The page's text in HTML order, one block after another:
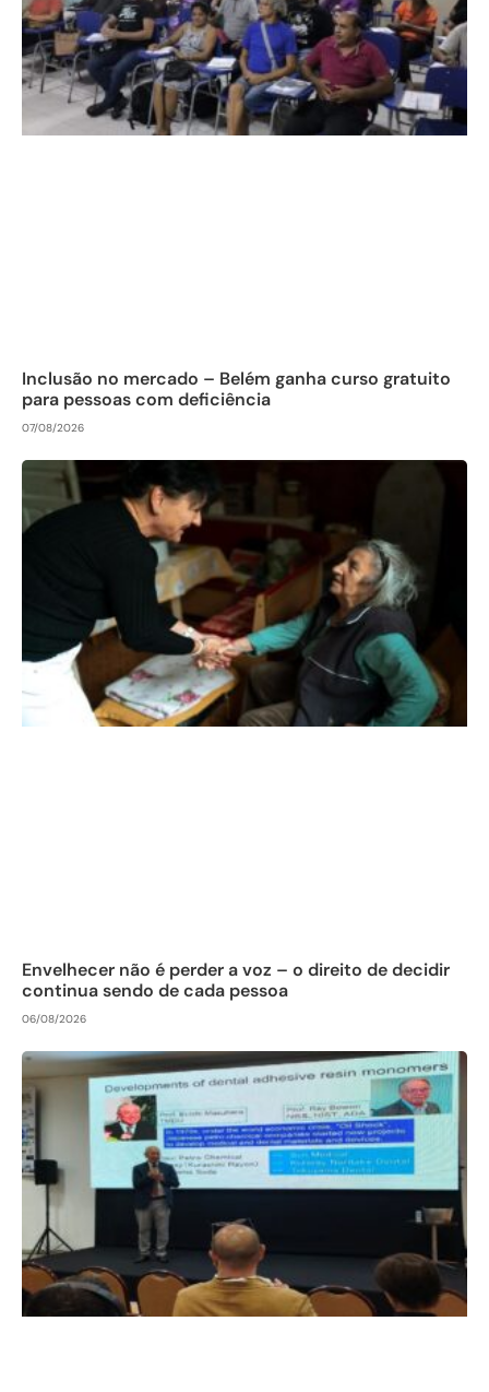
Inclusão no mercado – Belém ganha curso gratuito
para pessoas com deficiência
07/08/2026
Envelhecer não é perder a voz – o direito de decidir
continua sendo de cada pessoa
06/08/2026